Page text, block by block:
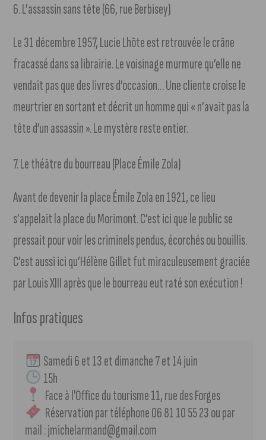
6. L’assassin sans tête (66, rue Berbisey)
Le 31 décembre 1957, Lucie Lhôte est retrouvée le crâne
fracassé dans sa librairie. Le voisinage murmure qu’elle ne
vendait pas que des livres d’occasion… Une cliente croise le
meurtrier en sortant et décrit un homme qui « n’avait pas la
tête d’un assassin ». Le mystère reste entier.
7. Le théâtre du bourreau (Place Émile Zola)
Avant de devenir la place Émile Zola en 1921, ce lieu
s’appelait la place du Morimont. C’est ici que le public se
pressait pour voir les criminels pendus, écorchés ou bouillis.
C’est aussi ici qu’Hélène Gillet fut miraculeusement graciée
par Louis XIII après que le bourreau eut raté son exécution !
Infos pratiques
Samedi 6 et 13 et dimanche 7 et 14 juin
15h
  Face à l'Office du tourisme 11, rue des Forges
  Réservation par téléphone 06 81 10 55 23 ou par
mail : jmichelarmand@gmail.com